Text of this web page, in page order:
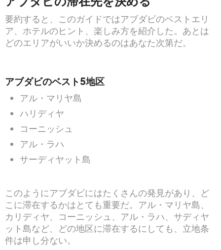
要約すると、このガイドではアブダビのベストエリ
ア、ホテルのヒント、楽しみ方を紹介した。あとは
どのエリアがいいか決めるのはあなた次第だ。
アブダビのベスト5地区
アル・マリヤ島
ハリディヤ
コーニッシュ
アル・ラハ
サーディヤット島
このようにアブダビにはたくさんの発見があり、ど
こに滞在するかはとても重要だ。アル・マリヤ島、
カリディヤ、コーニッシュ、アル・ラハ、サディヤ
ット島など、どの地区に滞在するにしても、立地条
件は申し分ない。